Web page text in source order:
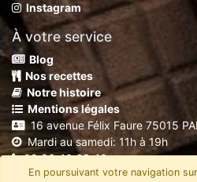
En poursuivant votre navigation
Instagram
À votre service
Blog
Nos recettes
Notre histoire
Mentions légales
16 avenue Félix Faure 75015
Mardi au samedi: 11h à 19h
09 86 46 63 40
shop@chocolaterierobert.fr